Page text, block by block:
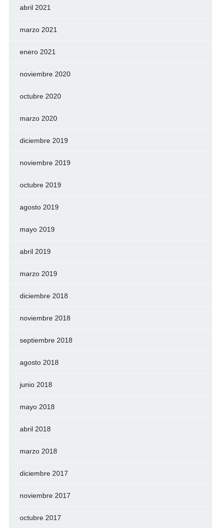
abril 2021
marzo 2021
enero 2021
noviembre 2020
octubre 2020
marzo 2020
diciembre 2019
noviembre 2019
octubre 2019
agosto 2019
mayo 2019
abril 2019
marzo 2019
diciembre 2018
noviembre 2018
septiembre 2018
agosto 2018
junio 2018
mayo 2018
abril 2018
marzo 2018
diciembre 2017
noviembre 2017
octubre 2017